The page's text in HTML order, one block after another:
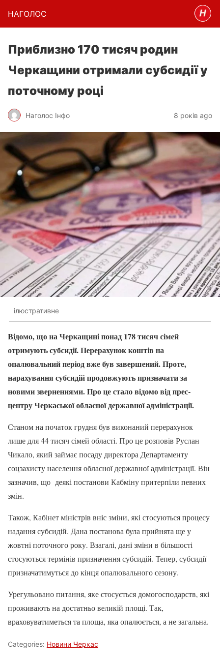
НАГОЛОC
Приблизно 170 тисяч родин
Черкащини отримали субсидії у
поточному році
Наголос Інфо 8 років ago
ілюстративне
Відомо, що на Черкащині понад 178 тисяч сімей
отримують субсидії. Перерахунок коштів на
опалювальний період вже був завершений. Проте,
нарахування субсидій продовжують призначати за
новими зверненнями. Про це стало відомо від прес-
центру Черкаської обласної державної адміністрації.
Станом на початок грудня був виконаний перерахунок
лише для 44 тисяч сімей області. Про це розповів Руслан
Чикало, який займає посаду директора Департаменту
соцзахисту населення обласної державної адміністрації. Він
зазначив, що деякі постанови Кабміну притерпіли певних
змін.
Також, Кабінет міністрів вніс зміни, які стосуються процесу
надання субсидій. Дана постанова була прийнята ще у
жовтні поточного року. Взагалі, дані зміни в більшості
стосуються термінів призначення субсидій. Тепер, субсидії
призначатимуться до кінця опалювального сезону.
Урегульовано питання, яке стосується домогосподарств, які
проживають на достатньо великій площі. Так,
враховуватиметься та площа, яка опалюється, а не загальна.
Categories: Новини Черкас